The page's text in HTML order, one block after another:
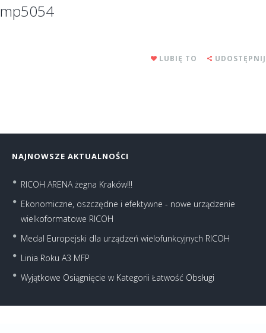
mp5054
LUBIĘ TO UDOSTĘPNIJ
NAJNOWSZE AKTUALNOŚCI
RICOH ARENA żegna Kraków!!!
Ekonomiczne, oszczędne i efektywne - nowe urządzenie
wielkoformatowe RICOH
Medal Europejski dla urządzeń wielofunkcyjnych RICOH
Linia Roku A3 MFP
Wyjątkowe Osiągnięcie w Kategorii Łatwość Obsługi